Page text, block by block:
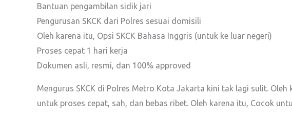
Bantuan pengambilan sidik jari
Pengurusan SKCK dari Polres sesuai domisili
Oleh karena itu, Opsi SKCK Bahasa Inggris (untuk ke luar negeri)
Proses cepat 1 hari kerja
Dokumen asli, resmi, dan 100% approved
Mengurus SKCK di Polres Metro Kota Jakarta kini tak lagi sulit.
untuk proses cepat, sah, dan bebas ribet. Oleh karena itu, Cocok